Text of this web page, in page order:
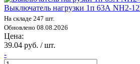
Выключатель нагрузки 1п 63А NH2-
На складе 247 шт.
Обновлено 08.08.2026
Цена:
39.04 руб. / шт.
-